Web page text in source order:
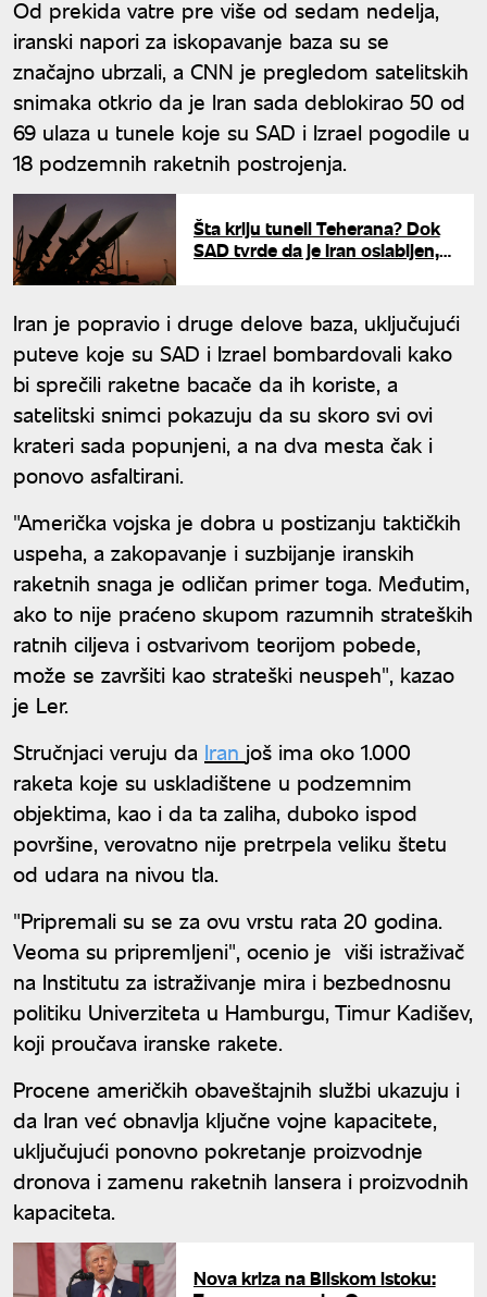
Od prekida vatre pre više od sedam nedelja,
iranski napori za iskopavanje baza su se
značajno ubrzali, a CNN je pregledom satelitskih
snimaka otkrio da je Iran sada deblokirao 50 od
69 ulaza u tunele koje su SAD i Izrael pogodile u
18 podzemnih raketnih postrojenja.
Šta kriju tuneli Teherana? Dok
SAD tvrde da je Iran oslabljen,
Iran je popravio i druge delove baza, uključujući
puteve koje su SAD i Izrael bombardovali kako
bi sprečili raketne bacače da ih koriste, a
satelitski snimci pokazuju da su skoro svi ovi
krateri sada popunjeni, a na dva mesta čak i
ponovo asfaltirani.
"Američka vojska je dobra u postizanju taktičkih
uspeha, a zakopavanje i suzbijanje iranskih
raketnih snaga je odličan primer toga. Međutim,
ako to nije praćeno skupom razumnih strateških
ratnih ciljeva i ostvarivom teorijom pobede,
može se završiti kao strateški neuspeh", kazao
je Ler.
Stručnjaci veruju da Iran još ima oko 1.000
raketa koje su uskladištene u podzemnim
objektima, kao i da ta zaliha, duboko ispod
površine, verovatno nije pretrpela veliku štetu
od udara na nivou tla.
"Pripremali su se za ovu vrstu rata 20 godina.
Veoma su pripremljeni", ocenio je viši istraživač
na Institutu za istraživanje mira i bezbednosnu
politiku Univerziteta u Hamburgu, Timur Kadišev,
koji proučava iranske rakete.
Procene američkih obaveštajnih službi ukazuju i
da Iran već obnavlja ključne vojne kapacitete,
uključujući ponovno pokretanje proizvodnje
dronova i zamenu raketnih lansera i proizvodnih
kapaciteta.
Nova kriza na Bliskom istoku: